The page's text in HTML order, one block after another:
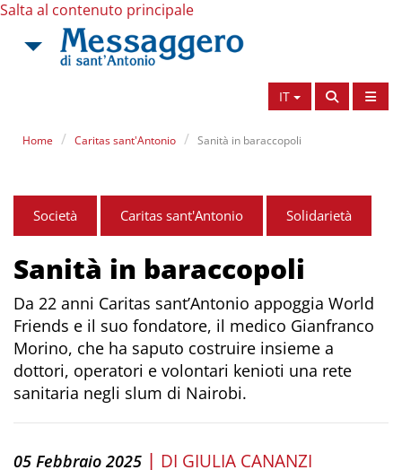
Salta al contenuto principale
IT
Home Caritas sant'Antonio Sanità in baraccopoli
Società Caritas sant'Antonio Solidarietà
Sanità in baraccopoli
Da 22 anni Caritas sant’Antonio appoggia World
Friends e il suo fondatore, il medico Gianfranco
Morino, che ha saputo costruire insieme a
dottori, operatori e volontari kenioti una rete
sanitaria negli slum di Nairobi.
05 Febbraio 2025 | DI GIULIA CANANZI